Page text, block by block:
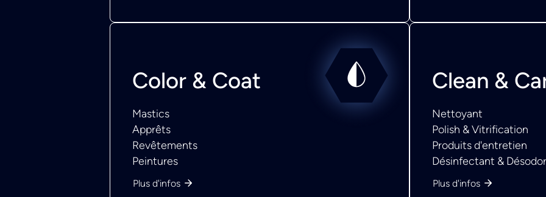
Color & Coat
Mastics
Apprêts
Revêtements
Peintures
Plus d'infos
Clean &
Nettoyant
Polish & Vitrification
Produits d'entretien
Désinfectant &
Plus d'infos